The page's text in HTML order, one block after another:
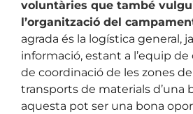
voluntàries que també
l’organització del
agrada és la logística general,
informació, estant a l’equip
de coordinació de les zones
transports de materials d’una
aquesta pot ser una bona